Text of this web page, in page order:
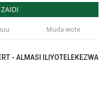
Muda wote
- ALMASI ILIYOTELEKEZWA